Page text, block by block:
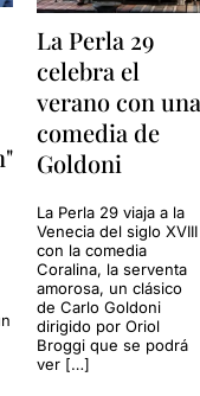
La Perla 29
celebra el
verano con
comedia de
Goldoni
La Perla 29 viaja a la
Venecia del siglo XVIII
con la comedia
Coralina, la serventa
amorosa, un clásico
de Carlo Goldoni
dirigido por Oriol
Broggi que se podrá
ver […]